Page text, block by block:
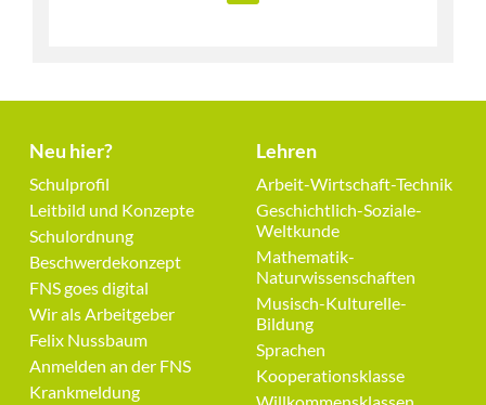
Neu hier?
Navigation
überspringen
Schulprofil
Leitbild und Konzepte
Schulordnung
Beschwerdekonzept
FNS goes digital
Wir als Arbeitgeber
Felix Nussbaum
Anmelden an der FNS
Krankmeldung
Lehren
Navigation
überspringen
Arbeit-Wirtschaft-Technik
Geschichtlich-Soziale-
Weltkunde
Mathematik-
Naturwissenschaften
Musisch-Kulturelle-
Bildung
Sprachen
Kooperationsklasse